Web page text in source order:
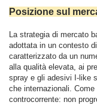
Posizione sul
La strategia di mercato
adottata in un contesto
caratterizzato da un
alla qualità elevata, ai
spray e gli adesivi I-like
che internazionali.
controcorrente: non